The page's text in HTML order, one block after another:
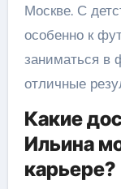
Москве. С
особенно к
заниматься в
отличные
Какие
Ильина
карьере?